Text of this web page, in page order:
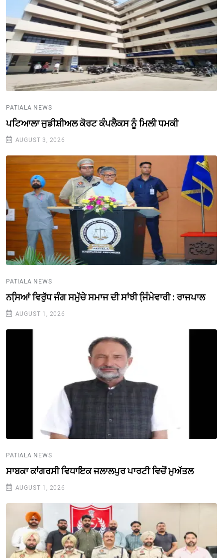
PATIALA NEWS
ਪਟਿਆਲਾ ਜੁਡੀਸ਼ੀਅਲ ਕੋਰਟ ਕੰਪਲੈਕਸ ਨੂੰ ਮਿਲੀ ਧਮਕੀ
AUGUST 3, 2026
PATIALA NEWS
ਨਸਿ਼ਆਂ ਵਿਰੁੱਧ ਜੰਗ ਸਮੁੱਚੇ ਸਮਾਜ ਦੀ ਸਾਂਝੀ ਜਿ਼ੰਮੇਵਾਰੀ : ਰਾਜਪਾਲ
AUGUST 1, 2026
PATIALA NEWS
ਸਾਬਕਾ ਕਾਂਗਰਸੀ ਵਿਧਾਇਕ ਜਲਾਲਪੁਰ ਪਾਰਟੀ ਵਿਚੋਂ ਮੁਅੱਤਲ
AUGUST 1, 2026